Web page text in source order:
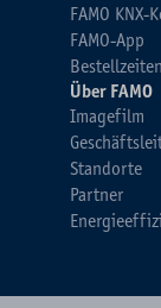
FAMO KNX-
FAMO-App
Bestellzeiten
Über FAMO
Imagefilm
Standorte
Partner